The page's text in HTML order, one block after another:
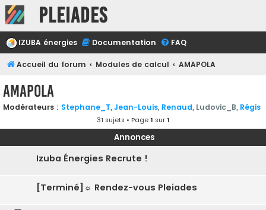
Pleiades
IZUBA énergies Documentation FAQ
Accueil du forum Modules de calcul AMAPOLA
AMAPOLA
Modérateurs : Stephane_T, Jean-Louis, Renaud, Ludovic_B, Régis
31 sujets • Page1 sur1
Annonces
Izuba Énergies Recrute !
[Terminé]☼ Rendez-vous Pleiades